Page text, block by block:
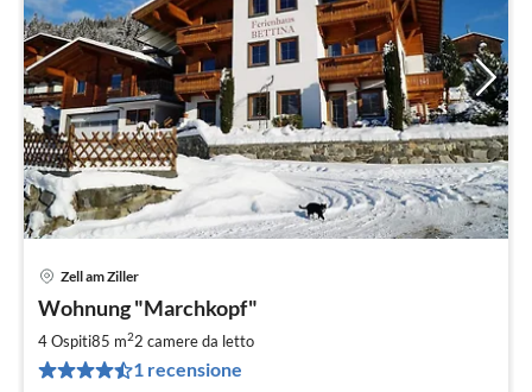
Zell am Ziller
Wohnung "Marchkopf"
4 Ospiti85 m22 camere da letto
1 recensione